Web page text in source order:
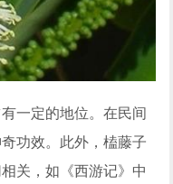
一定的地位。在民间
功效。此外，榼藤子
关，如《西游记》中